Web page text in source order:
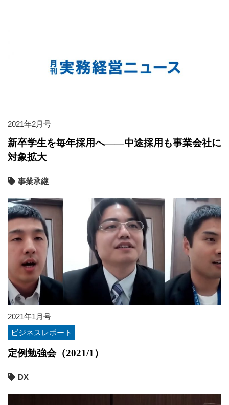
2021年2月号
新卒学生を毎年採用へ――中途採用も事業会社に
対象拡大
事業承継
2021年1月号
ビジネスレポート
定例勉強会（2021/1）
DX